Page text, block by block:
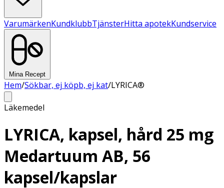
VarumärkenKundklubbTjänsterHitta apotekKundservice
Mina Recept
Hem/Sökbar, ej köpb, ej kat/LYRICA®
Läkemedel
LYRICA, kapsel, hård 25 mg
Medartuum AB, 56
kapsel/kapslar